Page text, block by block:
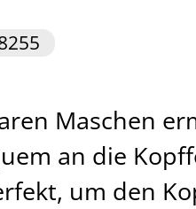
Maschen
an die
um den